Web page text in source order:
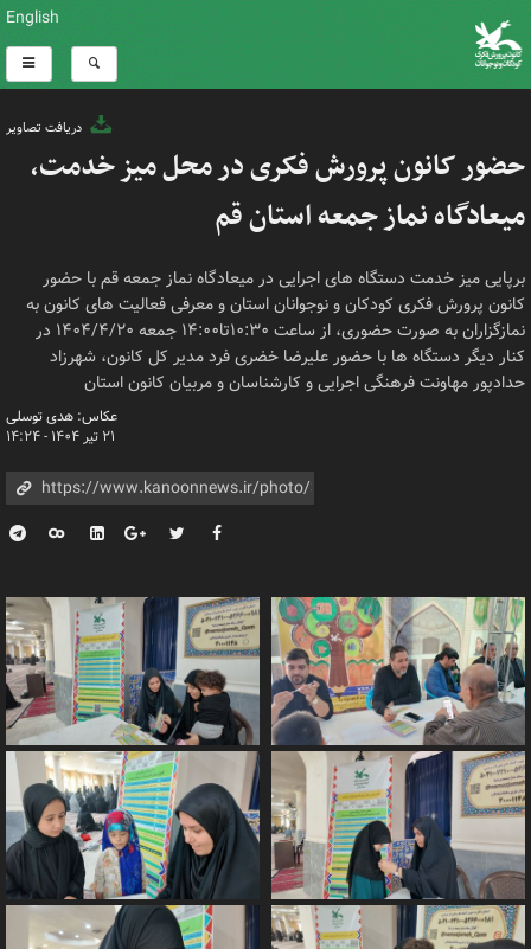
English
دریافت تصاویر
حضور کانون پرورش فکری در محل میز خدمت،
میعادگاه نماز جمعه استان قم
برپایی میز خدمت دستگاه های اجرایی در میعادگاه نماز جمعه قم با حضور
کانون پرورش فکری کودکان و نوجوانان استان و معرفی فعالیت های کانون به
نمازگزاران به صورت حضوری، از ساعت ۱۰:۳۰تا۱۴:۰۰ جمعه ۱۴۰۴/۴/۲۰ در
کنار دیگر دستگاه ها با حضور علیرضا خضری فرد مدیر کل کانون، شهرزاد
حدادپور مهاونت فرهنگی اجرایی و کارشناسان و مربیان کانون استان
عکاس: هدی توسلی
۲۱ تیر ۱۴۰۴ - ۱۴:۲۴